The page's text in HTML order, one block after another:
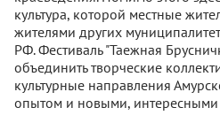
культура, которой местные
жителями других
РФ. Фестиваль "Таежная
объединить творческие
культурные направления
опытом и новыми,